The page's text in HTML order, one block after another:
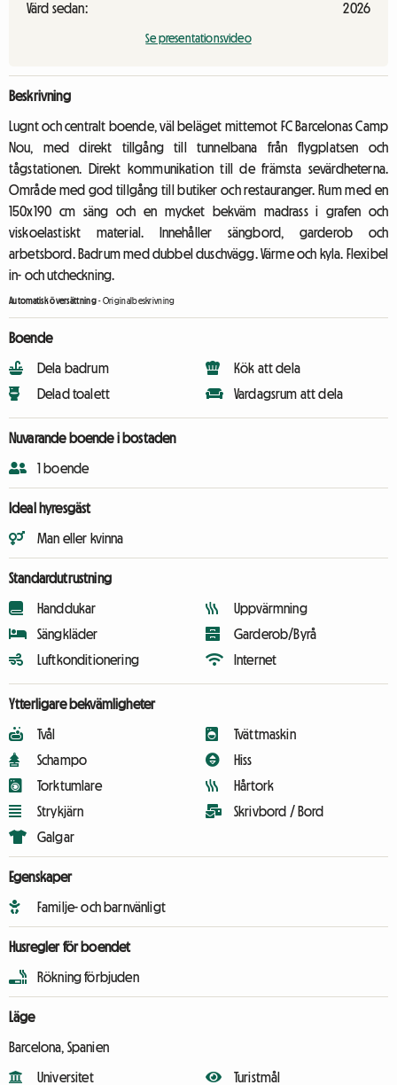
Värd sedan:
2026
Se presentationsvideo
Beskrivning
Lugnt och centralt boende, väl beläget mittemot FC Barcelonas Camp
Nou, med direkt tillgång till tunnelbana från flygplatsen och
tågstationen. Direkt kommunikation till de främsta sevärdheterna.
Område med god tillgång till butiker och restauranger. Rum med en
150x190 cm säng och en mycket bekväm madrass i grafen och
viskoelastiskt material. Innehåller sängbord, garderob och
arbetsbord. Badrum med dubbel duschvägg. Värme och kyla. Flexibel
in- och utcheckning.
Automatisk översättning-Originalbeskrivning
Boende
Dela badrum
Delad toalett
Kök att dela
Vardagsrum att dela
Nuvarande boende i bostaden
1 boende
Ideal hyresgäst
Man eller kvinna
Standardutrustning
Handdukar
Sängkläder
Luftkonditionering
Uppvärmning
Garderob/Byrå
Internet
Ytterligare bekvämligheter
Tvål
Schampo
Torktumlare
Strykjärn
Galgar
Tvättmaskin
Hiss
Hårtork
Skrivbord / Bord
Egenskaper
Familje- och barnvänligt
Husregler för boendet
Rökning förbjuden
Läge
Barcelona, Spanien
Universitet Turistmål